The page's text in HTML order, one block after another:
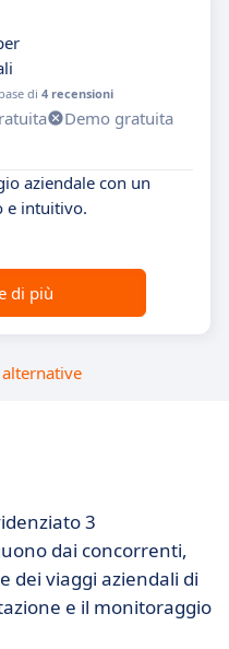
di 4 recensioni
Demo gratuita
aziendale con un
e intuitivo.
di più
3
dai concorrenti,
dei viaggi aziendali di
e il monitoraggio